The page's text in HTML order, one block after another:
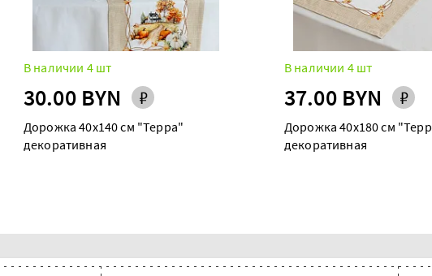
В наличии 4 шт
30.00 BYN
Дорожка 40х140 см "Терра"
декоративная
В наличии 4 шт
37.00 BYN
Дорожка 40х180 см
декоративная